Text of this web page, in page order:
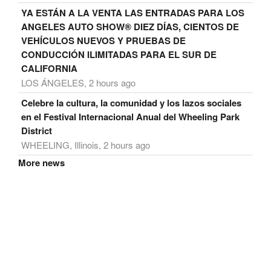
YA ESTÁN A LA VENTA LAS ENTRADAS PARA LOS
ANGELES AUTO SHOW® DIEZ DÍAS, CIENTOS DE
VEHÍCULOS NUEVOS Y PRUEBAS DE
CONDUCCIÓN ILIMITADAS PARA EL SUR DE
CALIFORNIA
LOS ÁNGELES, 2 hours ago
Celebre la cultura, la comunidad y los lazos sociales
en el Festival Internacional Anual del Wheeling Park
District
WHEELING, Illinois, 2 hours ago
More news